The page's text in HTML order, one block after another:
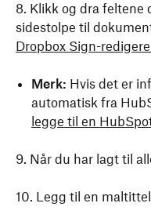
8. Klikk og dra feltene
sidestolpe til
Dropbox Sign-
Merk: Hvis det er
automatisk fra
legge til en
9. Når du har lagt til
10. Legg til en